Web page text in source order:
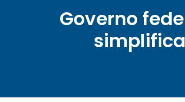
Governo